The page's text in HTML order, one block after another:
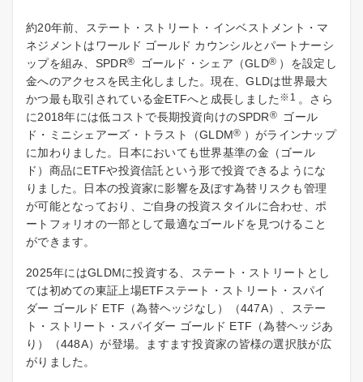
約20年前、ステート・ストリート・インベストメント・マ
ネジメントはワールド ゴールド カウンシルとパートナーシ
ップを組み、SPDR® ゴールド・シェア（GLD® ）を設定し
金へのアクセスを民主化しました。現在、GLDは世界最大
かつ最も取引されている金ETFへと成長しました ※1
。さら
に2018年には低コストで長期投資向けのSPDR®
ゴール
ド・ミニシェアーズ・トラスト（GLDM® ）がラインナップ
に加わりました。日本においても世界基準の金（ゴール
ド）商品にETFや投資信託という形で投資できるようにな
りました。日本の投資家に影響を及ぼす為替リスクも管理
が可能となっており、ご自身の投資スタイルに合わせ、ポ
ートフォリオの一部として最適なゴールドを見つけること
ができます。
2025年にはGLDMに投資する、ステート・ストリートとし
ては初めての東証上場ETFステート・ストリート・スパイ
ダー ゴールド ETF（為替ヘッジなし）（447A）、ステー
ト・ストリート・スパイダー ゴールド ETF（為替ヘッジあ
り）（448A）が登場。ますます投資家の皆様の選択肢が広
がりました。